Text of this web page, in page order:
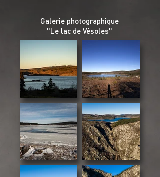
Galerie photographique
"Le lac de Vésoles"